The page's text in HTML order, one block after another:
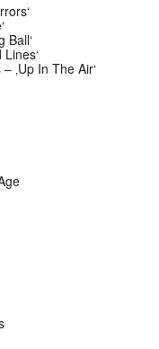
Ball‘
‚Up In The Air‘